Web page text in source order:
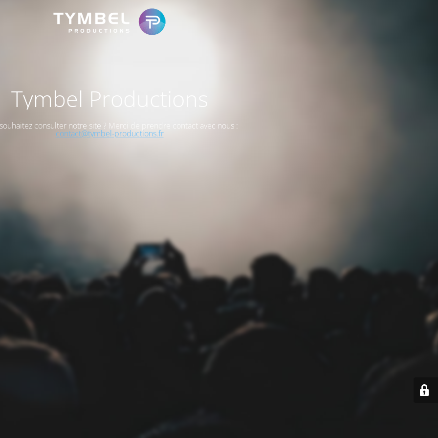
Tymbel Productions
consulter notre site ? Merci de prendre contact avec nous :
contact@tymbel-productions.fr